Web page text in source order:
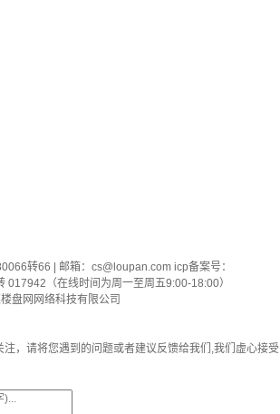
转66 | 邮箱： cs@loupan.com icp备案号：
017942（在线时间为周一至周五9:00-18:00）
盘网网络科技有限公司
，请将您遇到的问题或者建议反馈给我们,我们虚心接受